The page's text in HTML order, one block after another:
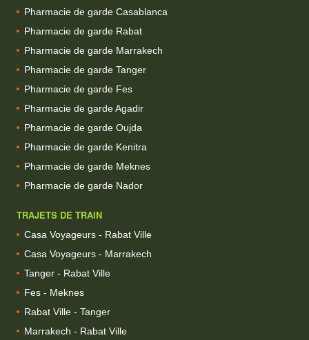
Pharmacie de garde Casablanca
Pharmacie de garde Rabat
Pharmacie de garde Marrakech
Pharmacie de garde Tanger
Pharmacie de garde Fes
Pharmacie de garde Agadir
Pharmacie de garde Oujda
Pharmacie de garde Kenitra
Pharmacie de garde Meknes
Pharmacie de garde Nador
TRAJETS DE TRAIN
Casa Voyageurs - Rabat Ville
Casa Voyageurs - Marrakech
Tanger - Rabat Ville
Fes - Meknes
Rabat Ville - Tanger
Marrakech - Rabat Ville